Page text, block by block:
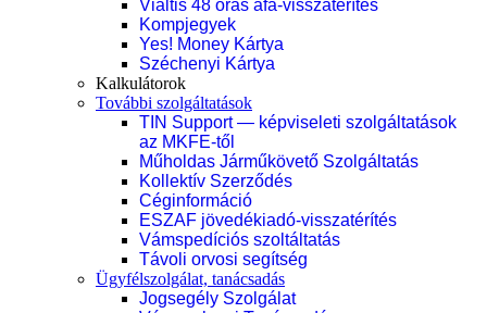
Vialtis 48 órás áfa-visszatérítés
Kompjegyek
Yes! Money Kártya
Széchenyi Kártya
Kalkulátorok
További szolgáltatások
TIN Support — képviseleti szolgáltatások
az MKFE-től
Műholdas Járműkövető Szolgáltatás
Kollektív Szerződés
Céginformáció
ESZAF jövedékiadó-visszatérítés
Vámspedíciós szoltáltatás
Távoli orvosi segítség
Ügyfélszolgálat, tanácsadás
Jogsegély Szolgálat